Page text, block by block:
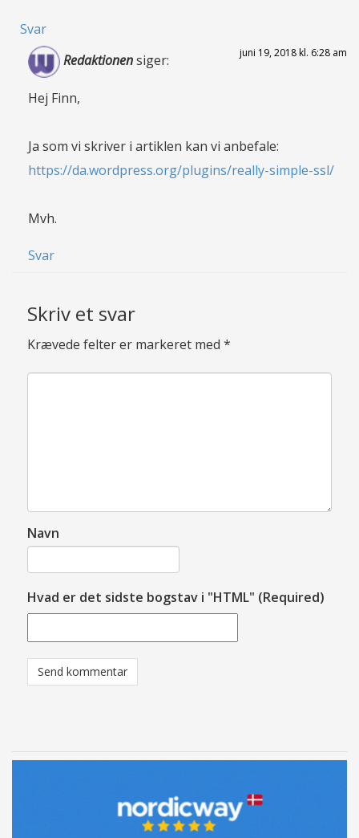
Svar
Redaktionensiger: juni 19, 2018 kl. 6:28 am
Hej Finn,
Ja som vi skriver i artiklen kan vi anbefale:
https://da.wordpress.org/plugins/really-simple-ssl/
Mvh.
Svar
Skriv et svar
Krævede felter er markeret med *
Navn
Hvad er det sidste bogstav i "HTML" (Required)